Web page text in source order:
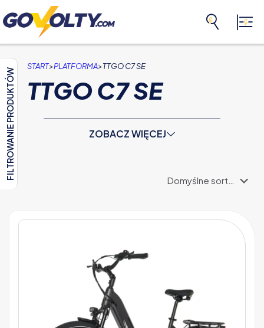
FILTROWANIE PRODUKTÓW
START>PLATFORMA>TTGO C7 SE
TTGO C7 SE
ZOBACZ WIĘCEJ